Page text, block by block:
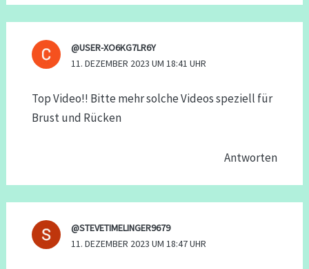
@USER-XO6KG7LR6Y
11. DEZEMBER 2023 UM 18:41 UHR
Top Video!! Bitte mehr solche Videos speziell für
Brust und Rücken
Antworten
@STEVETIMELINGER9679
11. DEZEMBER 2023 UM 18:47 UHR